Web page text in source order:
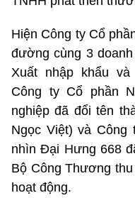
Hiện Công ty Cổ
đường cùng 3
Xuất nhập khẩu
Công ty Cổ phần
nghiệp đã đổi tên
Ngọc Việt) và Công
nhìn Đại Hưng 668
Bộ Công Thương
hoạt động.